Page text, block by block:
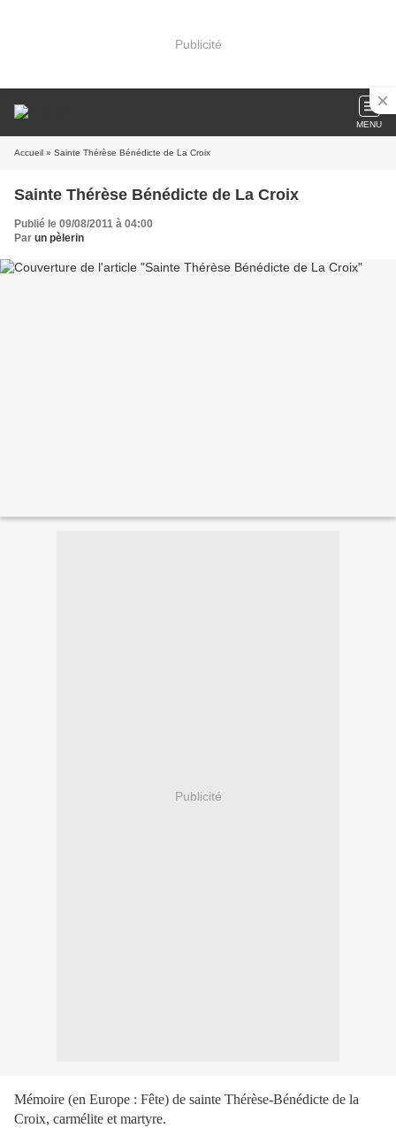
Publicité
MENU
Accueil » Sainte Thérèse Bénédicte de La Croix
Sainte Thérèse Bénédicte de La Croix
Publié le 09/08/2011 à 04:00
Par un pèlerin
Publicité
Mémoire (en Europe : Fête) de sainte Thérèse-Bénédicte de la
Croix, carmélite et martyre.